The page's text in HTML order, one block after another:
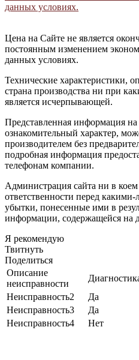
данных условиях.
Цена на Сайте не является
постоянным изменением
данных условиях.
Технические характеристики,
страна производства ни при
является исчерпывающей.
Представленная информация
ознакомительный характер,
производителем без
подробная информация
телефонам компании.
Администрация сайта ни в коем
ответственности перед
убытки, понесенные ими в
информации, содержащейся на
Я рекомендую
Твитнуть
Поделиться
Описание
неисправности
Неисправность2
Да
Неисправность3
Да
Неисправность4
Нет